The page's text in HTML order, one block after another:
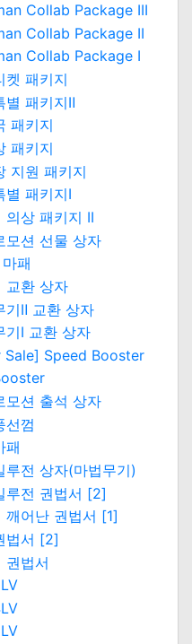
Collab Package III
Collab Package II
Collab Package I
켓 패키지
별 패키지Ⅱ
패키지
패키지
지원 패키지
별 패키지Ⅰ
의상 패키지 II
모션 선물 상자
패
교환 상자
기Ⅱ 교환 상자
기Ⅰ 교환 상자
Sale] Speed Booster
모션 출석 상자
선껌
패
루전 상자(마법무기)
루전 권법서 [2]
깨어난 권법서 [1]
법서 [2]
권법서